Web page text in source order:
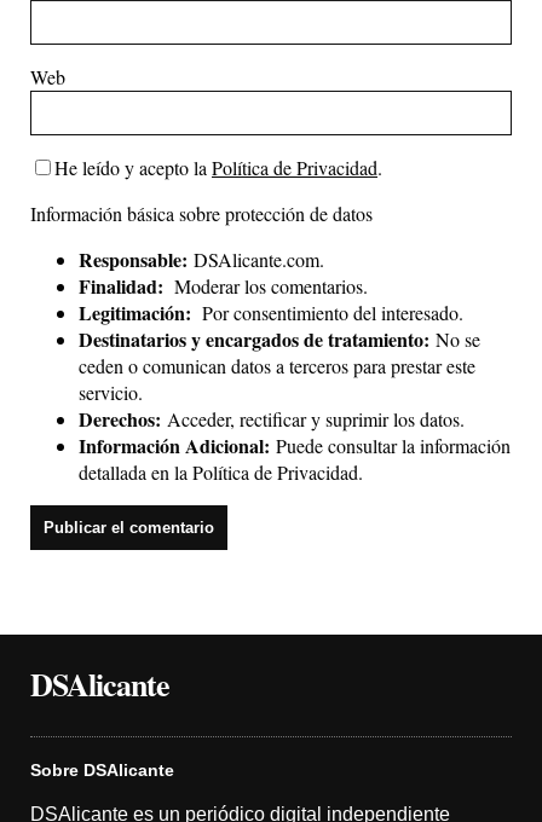
Web
He leído y acepto la Política de Privacidad.
Información básica sobre protección de datos
Responsable: DSAlicante.com.
Finalidad: Moderar los comentarios.
Legitimación: Por consentimiento del interesado.
Destinatarios y encargados de tratamiento: No se
ceden o comunican datos a terceros para prestar este
servicio.
Derechos: Acceder, rectificar y suprimir los datos.
Información Adicional: Puede consultar la información
detallada en la Política de Privacidad.
DSAlicante
Sobre DSAlicante
DSAlicante es un periódico digital independiente